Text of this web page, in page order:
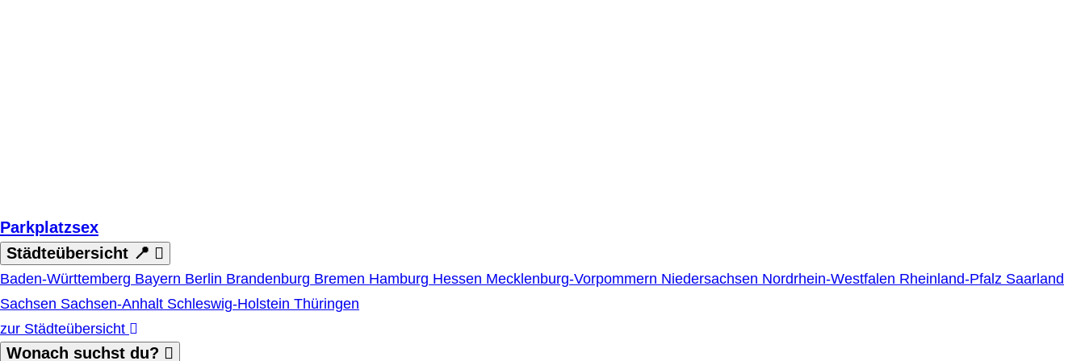
Parkplatzsex
Städteübersicht 📍
Baden-Württemberg Bayern Berlin Brandenburg Bremen Hamburg Hessen Mecklenburg-Vorpommern Niedersachsen Nordrhein-Westfalen Rheinland-Pfalz Saarland
Sachsen Sachsen-Anhalt Schleswig-Holstein Thüringen
zur Städteübersicht
Wonach suchst du?